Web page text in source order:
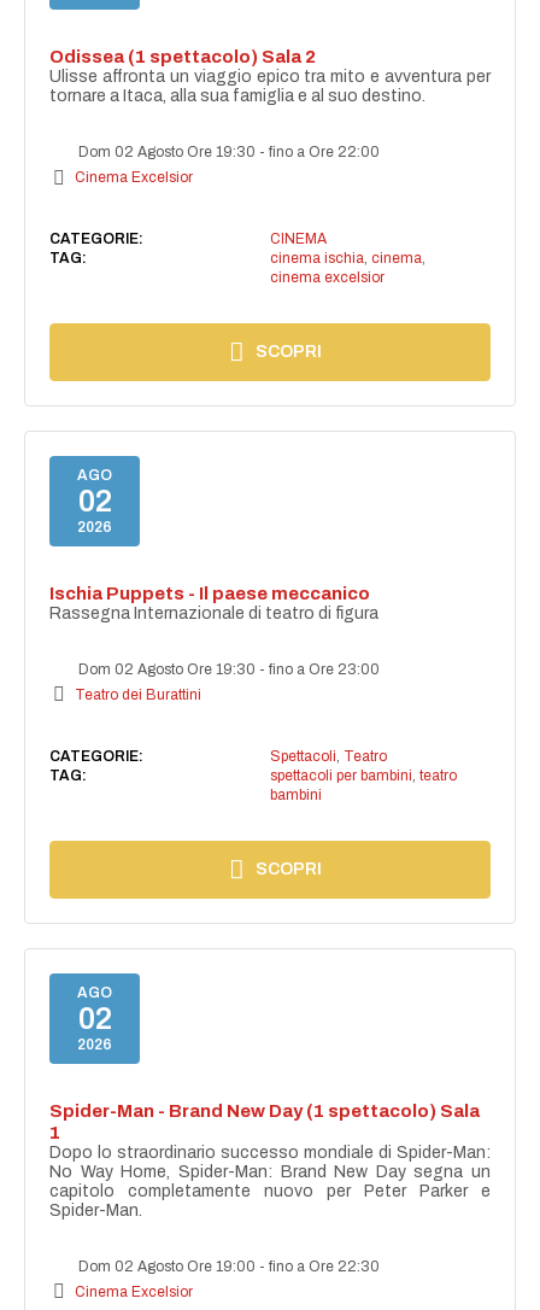
Odissea (1 spettacolo) Sala 2
Ulisse affronta un viaggio epico tra mito e avventura per
tornare a Itaca, alla sua famiglia e al suo destino.
Dom 02 Agosto Ore 19:30 -fino a Ore 22:00
Cinema Excelsior
CATEGORIE:
CINEMA
TAG:
cinema ischia, cinema,
cinema excelsior
SCOPRI
AGO
02
2026
Ischia Puppets - Il paese meccanico
Rassegna Internazionale di teatro di figura
Dom 02 Agosto Ore 19:30 -fino a Ore 23:00
Teatro dei Burattini
CATEGORIE: Spettacoli Teatro
TAG:
spettacoli per bambini teatro
bambini
SCOPRI
AGO
02
2026
Spider-Man - Brand New Day (1 spettacolo) Sala
1
Dopo lo straordinario successo mondiale di Spider-Man:
No Way Home, Spider-Man: Brand New Day segna un
capitolo completamente nuovo per Peter Parker e
Spider-Man.
Dom 02 Agosto Ore 19:00 -fino a Ore 22:30
Cinema Excelsior